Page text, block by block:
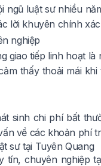
luật sư nhiều
lời khuyên chính
nghiệp
giao tiếp linh hoạt
thấy thoải mái
sinh chi phí bất
về các khoản phí
sư tại Tuyên Quang
chuyên nghiệp